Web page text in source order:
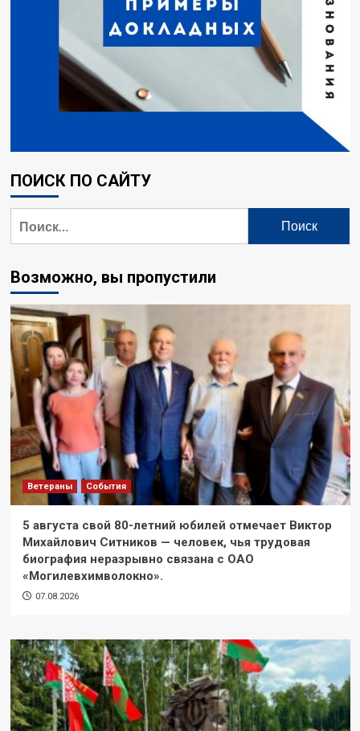
ПОИСК ПО САЙТУ
Возможно, вы пропустили
Ветераны События
5 августа свой 80-летний юбилей отмечает Виктор
Михайлович Ситников — человек, чья трудовая
биография неразрывно связана с ОАО
«Могилевхимволокно».
07.08.2026